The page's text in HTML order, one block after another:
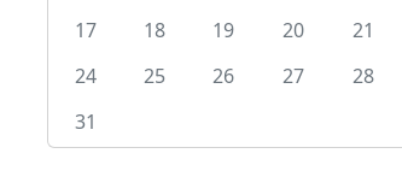
17
18 19 20 21
24
25 26 27 28
31